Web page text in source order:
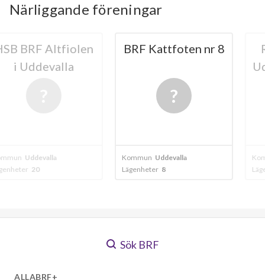
Närliggande föreningar
Altfiolen
BRF Kattfoten nr 8
Uddevalla
8 190
Sök BRF
ALLABRF+